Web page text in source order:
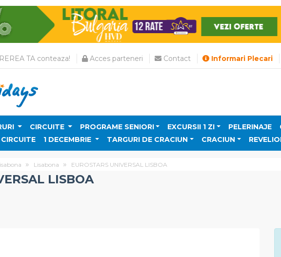
TA conteaza! Acces parteneri Contact Informari Plecari
CIRCUITE PROGRAME SENIORI EXCURSII 1 ZI PELERINAJE
1 DECEMBRIE TARGURI DE CRACIUN CRACIUN
Lisabona EUROSTARS UNIVERSAL LISBOA
LISBOA